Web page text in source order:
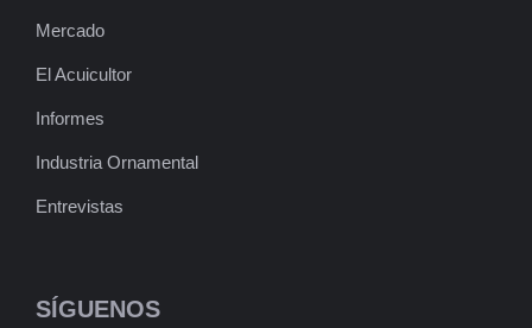
Mercado
El Acuicultor
Informes
Industria Ornamental
Entrevistas
SÍGUENOS